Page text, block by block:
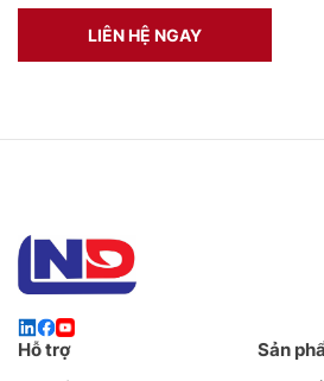
LIÊN HỆ NGAY
Hỗ trợ Sản